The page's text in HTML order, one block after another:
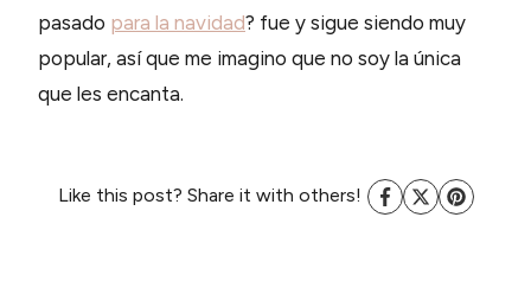
pasado para la navidad? fue y sigue siendo muy
popular, así que me imagino que no soy la única
que les encanta.
Like this post? Share it with others!